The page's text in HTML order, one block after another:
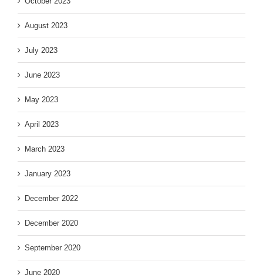
August 2023
July 2023
June 2023
May 2023
April 2023
March 2023
January 2023
December 2022
December 2020
September 2020
June 2020